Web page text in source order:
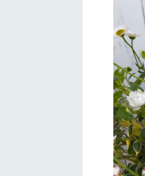
わたしたち
1Pでわか
農業の未
企業情報
事業一覧
50周年ヒ